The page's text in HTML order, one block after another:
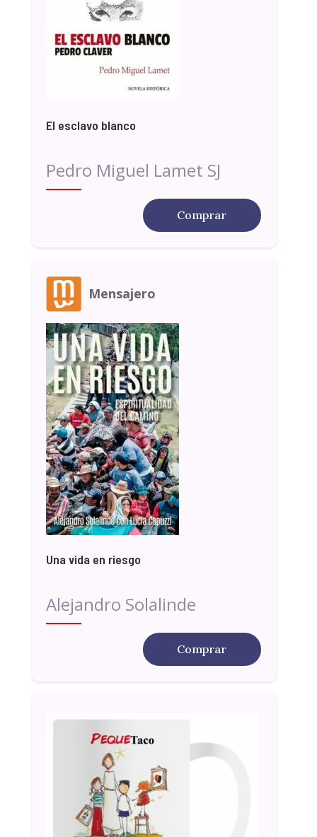
El esclavo blanco
Pedro Miguel Lamet SJ
Comprar
Mensajero
Una vida en riesgo
Alejandro Solalinde
Comprar